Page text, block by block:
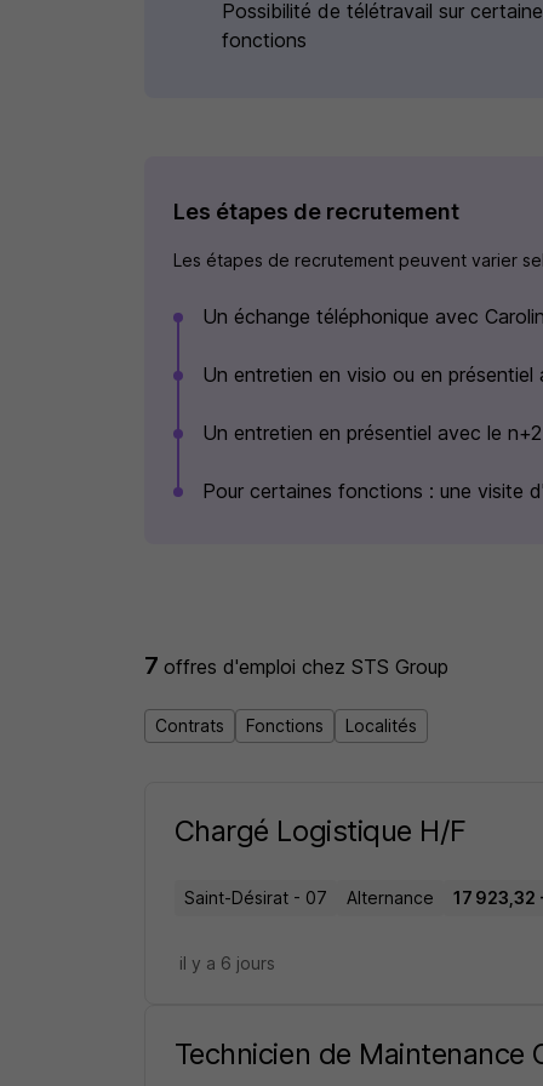
Possibilité de télétravail sur
fonctions
Les étapes de recrutement
Les étapes de recrutement peuvent varier
Un échange téléphonique avec
Un entretien en visio ou en
Un entretien en présentiel avec le
Pour certaines fonctions : une visite
7offres d'emploichez STS Group
Contrats Fonctions Localités
Chargé Logistique H/F
Saint-Désirat - 07 Alternance 17 923,32
il y a 6 jours
Technicien de Maintenance